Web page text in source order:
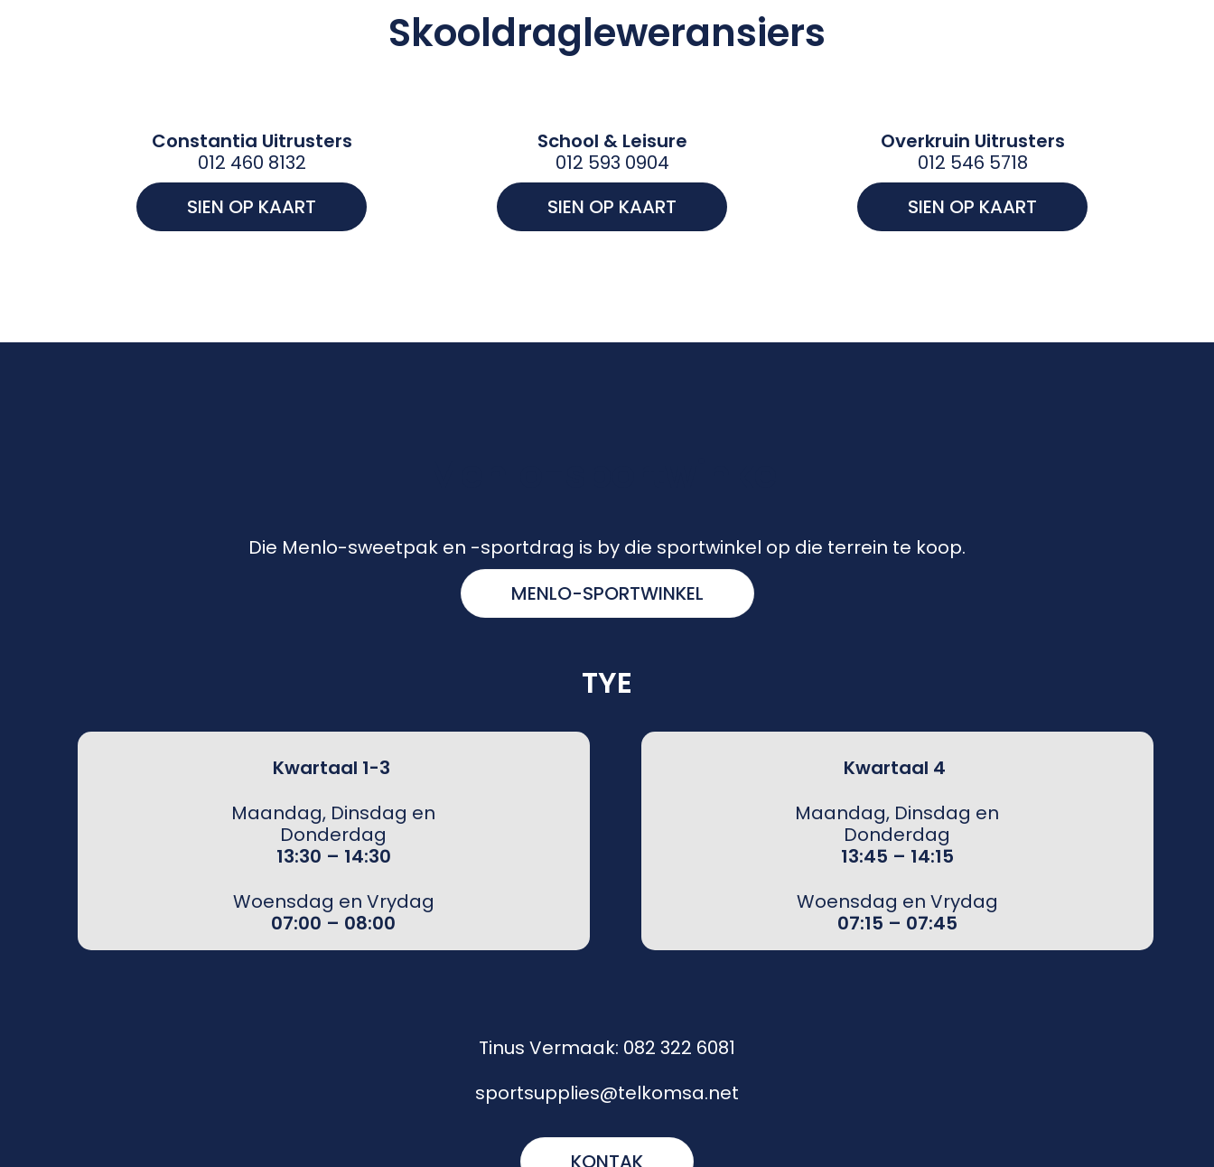
Skooldragleweransiers
Constantia Uitrusters
012 460 8132
School & Leisure
012 593 0904
Overkruin Uitrusters
012 546 5718
SIEN OP KAART
SIEN OP KAART SIEN OP KAART
Die Menlo-sweetpak en -sportdrag is by die sportwinkel op die terrein te koop.
MENLO-SPORTWINKEL
TYE
Kwartaal 1-3
Maandag, Dinsdag en
Donderdag
13:30 – 14:30
Woensdag en Vrydag
07:00 – 08:00
Kwartaal 4
Maandag, Dinsdag en
Donderdag
13:45 – 14:15
Woensdag en Vrydag
07:15 – 07:45
Tinus Vermaak: 082 322 6081
sportsupplies@telkomsa.net
KONTAK